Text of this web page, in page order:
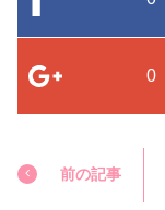
0
前の記事